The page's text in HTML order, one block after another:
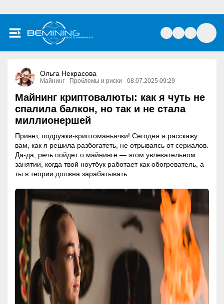
Ольга Некрасова
Майнинг Проблемы и риски 08.07.2025 09:29
Майнинг криптовалюты: как я чуть не
спалила балкон, но так и не стала
миллионершей
Привет, подружки-криптоманьячки! Сегодня я расскажу
вам, как я решила разбогатеть, не отрываясь от сериалов.
Да-да, речь пойдет о майнинге — этом увлекательном
занятии, когда твой ноутбук работает как обогреватель, а
ты в теории должна зарабатывать.